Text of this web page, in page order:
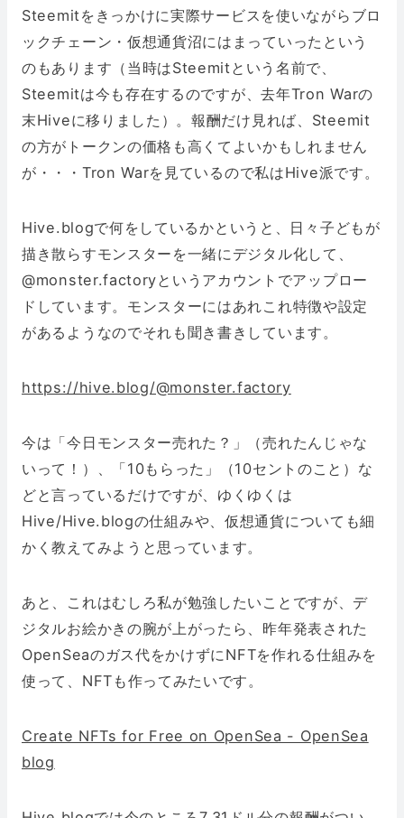
Steemitをきっかけに実際サービスを使いながらブロ
ックチェーン・仮想通貨沼にはまっていったという
のもあります（当時はSteemitという名前で、
Steemitは今も存在するのですが、去年Tron Warの
末Hiveに移りました）。報酬だけ見れば、Steemit
の方がトークンの価格も高くてよいかもしれません
が・・・Tron Warを見ているので私はHive派です。
Hive.blogで何をしているかというと、日々子どもが
描き散らすモンスターを一緒にデジタル化して、
@monster.factoryというアカウントでアップロー
ドしています。モンスターにはあれこれ特徴や設定
があるようなのでそれも聞き書きしています。
https://hive.blog/@monster.factory
今は「今日モンスター売れた？」（売れたんじゃな
いって！）、「10もらった」（10セントのこと）な
どと言っているだけですが、ゆくゆくは
Hive/Hive.blogの仕組みや、仮想通貨についても細
かく教えてみようと思っています。
あと、これはむしろ私が勉強したいことですが、デ
ジタルお絵かきの腕が上がったら、昨年発表された
OpenSeaのガス代をかけずにNFTを作れる仕組みを
使って、NFTも作ってみたいです。
Create NFTs for Free on OpenSea - OpenSea
blog